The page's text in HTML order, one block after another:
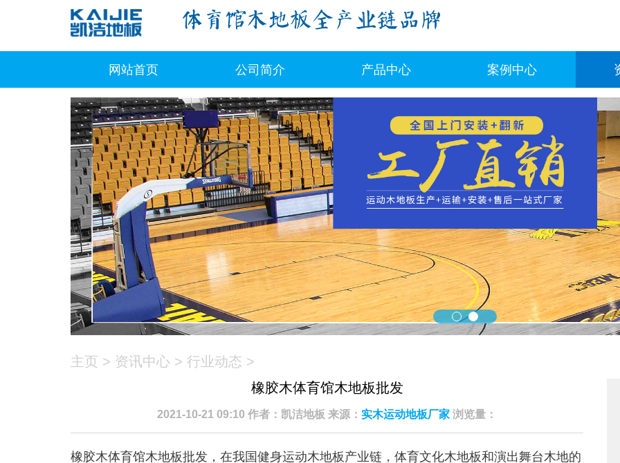
网站首页 公司简介 产品中心 案例中心
主页 > 资讯中心 > 行业动态 >
橡胶木体育馆木地板批发
2021-10-21 09:10 作者：凯洁地板 来源： 实木运动地板厂家 浏览量：
橡胶木体育馆木地板批发，在我国健身运动木地板产业链，体育文化木地板和演出舞台木地的